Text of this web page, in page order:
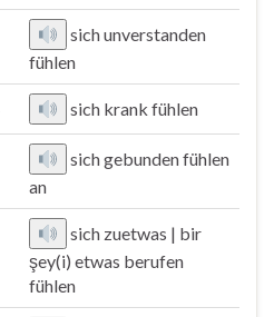
sich unverstanden
fühlen
sich krank fühlen
sich gebunden fühlen
an
sich zuetwas | bir
şey(i) etwas berufen
fühlen